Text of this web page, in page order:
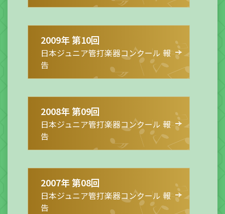
2009年 第10回
日本ジュニア管打楽器コンクール 報
告
2008年 第09回
日本ジュニア管打楽器コンクール 報
告
2007年 第08回
日本ジュニア管打楽器コンクール 報
告